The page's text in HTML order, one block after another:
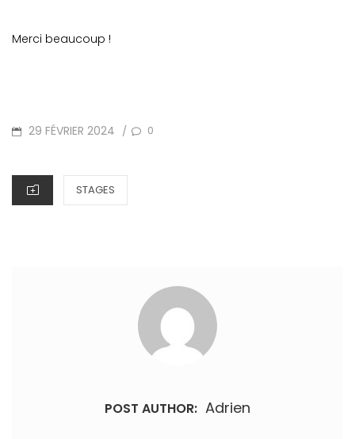
Merci beaucoup !
POSTED
29 FÉVRIER 2024 / 0
CATEGORIES
STAGES
POST AUTHOR: Adrien